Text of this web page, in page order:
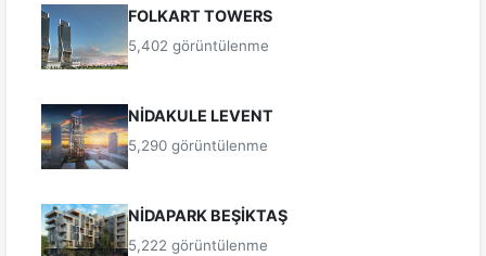
FOLKART TOWERS
5,402 görüntülenme
NİDAKULE LEVENT
5,290 görüntülenme
NİDAPARK BEŞİKTAŞ
5,222 görüntülenme